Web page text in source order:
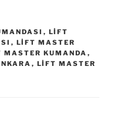
, LIFT
, LIFT MASTER
MASTER KUMANDA ,
, LIFT MASTER